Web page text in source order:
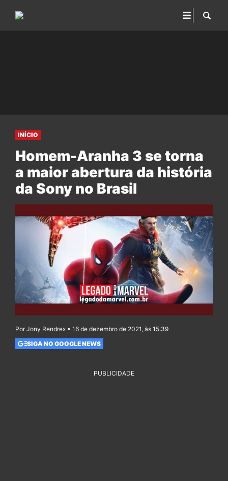
INÍCIO
Homem-Aranha 3 se torna
a maior abertura da história
da Sony no Brasil
Por Jony Rendrex • 16 de dezembro de 2021, às 15:39
SIGA NO GOOGLE NEWS
PUBLICIDADE